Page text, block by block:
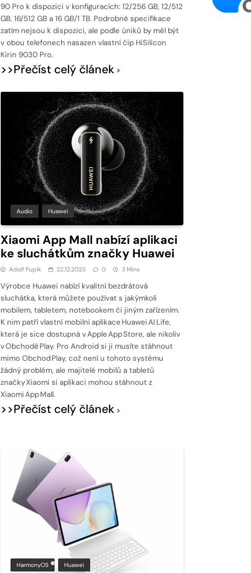
90 Pro k dispozici v konfiguracích: 12/256 GB, 12/512
GB, 16/512 GB a 16 GB/1 TB. Podrobné specifikace
zatím nejsou k dispozici, ale podle úniků by měl být
v obou telefonech nasazen vlastní čip HiSilicon
Kirin 9030 Pro.
>>Přečíst celý článek
Audio Huawei
Xiaomi App Mall nabízí aplikaci
ke sluchátkům značky Huawei
Adolf Pupík 22.12.2025 0 3 Mins
Výrobce Huawei nabízí kvalitní bezdrátová
sluchátka, která můžete používat s jakýmkoli
mobilem, tabletem, notebookem či jiným zařízením.
K nim patří vlastní mobilní aplikace Huawei AI Life,
která je sice dostupná v Apple App Store, ale nikoliv
v Obchodě Play. Pro Android si ji musíte stáhnout
mimo Obchod Play, což není u tohoto systému
žádný problém, ale majitelé mobilů a tabletů
značky Xiaomi si aplikaci mohou stáhnout z
Xiaomi App Mall.
>>Přečíst celý článek
HarmonyOS Huawei